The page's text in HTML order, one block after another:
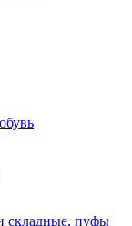
складные, пуфы